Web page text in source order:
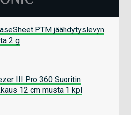
PTM jäähdytyslevyn
2 g
III Pro 360 Suoritin
12 cm musta 1 kpl